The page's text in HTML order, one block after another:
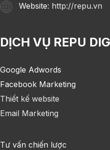
Website: http://repu.vn
DỊCH VỤ REPU
Google Adwords
Facebook Marketing
Thiết kế website
Email Marketing
Tư vấn chiến lược